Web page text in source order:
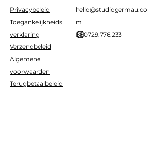
Privacybeleid
Toegankelijkheids
verklaring
Verzendbeleid
Algemene
voorwaarden
Terugbetaalbeleid
hello@studiogermau.co
m
BE0729.776.233